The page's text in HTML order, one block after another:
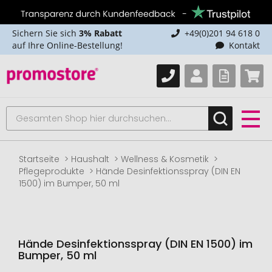
Sichern Sie sich 3% Rabatt
auf Ihre Online-Bestellung!
+49(0)201 94 618 0
Kontakt
Startseite Haushalt
Wellness & Kosmetik
Pflegeprodukte
Hände Desinfektionsspray (DIN EN
1500) im Bumper, 50 ml
Hände Desinfektionsspray (DIN EN 1500) im
Bumper, 50 ml